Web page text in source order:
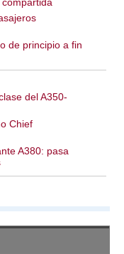
de principio a fin
del A350-
Chief
A380: pasa